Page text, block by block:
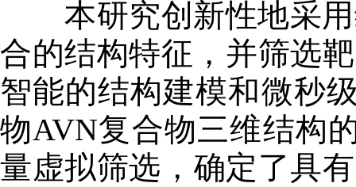
本研究创新性地采用
合的结构特征，并筛选
智能的结构建模和微秒
物AVN复合物三维结构
量虚拟筛选，确定了具